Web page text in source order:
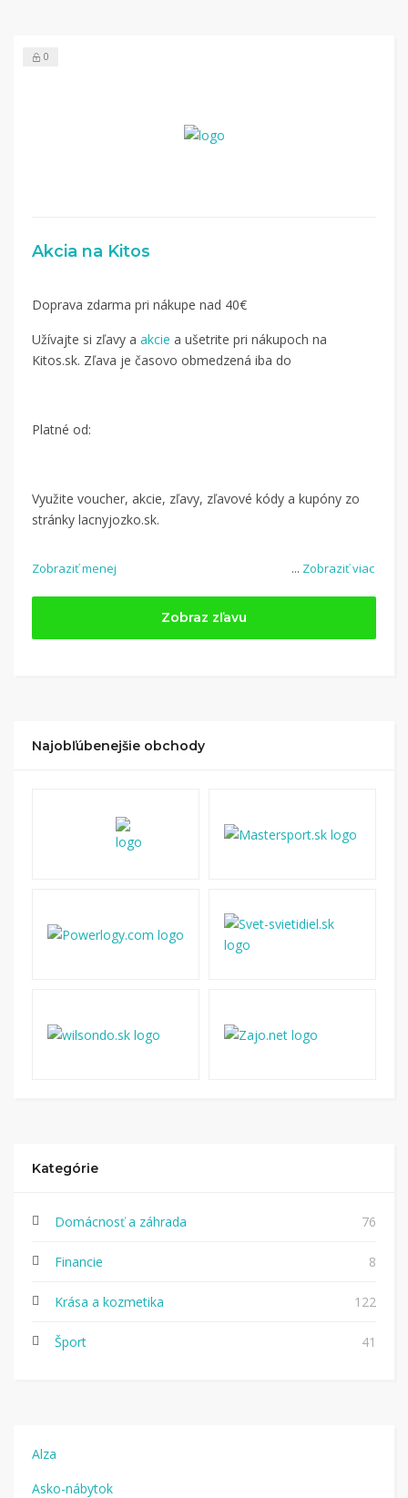
0
Akcia na Kitos
... Zobraziť viac
Doprava zdarma pri nákupe nad 40€
Užívajte si zľavy a akcie a ušetrite pri nákupoch na
Kitos.sk. Zľava je časovo obmedzená iba do
Platné od:
Využite voucher, akcie, zľavy, zľavové kódy a kupóny zo
stránky lacnyjozko.sk.
Zobraziť menej
Zobraz zľavu
Najobľúbenejšie obchody
Kategórie
Domácnosť a záhrada 76
Financie 8
Krása a kozmetika 122
Šport 41
Alza
Asko-nábytok